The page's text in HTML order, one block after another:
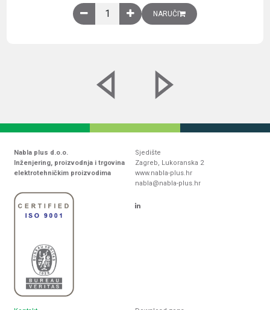
Obična montažna ploča V1000xŠ800mm,
NARUČI
Nabla plus d.o.o.
Inženjering, proizvodnja i trgovina
elektrotehničkim proizvodima
Sjedište
Zagreb, Lukoranska 2
www.nabla-plus.hr
nabla@nabla-plus.hr